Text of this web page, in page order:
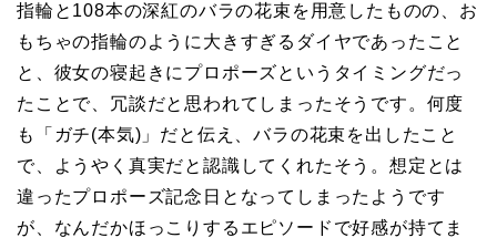
指輪と108本の深紅のバラの花束を用意したものの、お
もちゃの指輪のように大きすぎるダイヤであったこと
と、彼女の寝起きにプロポーズというタイミングだっ
たことで、冗談だと思われてしまったそうです。何度
も「ガチ(本気)」だと伝え、バラの花束を出したこと
で、ようやく真実だと認識してくれたそう。想定とは
違ったプロポーズ記念日となってしまったようです
が、なんだかほっこりするエピソードで好感が持てま